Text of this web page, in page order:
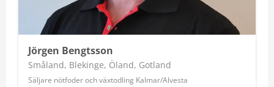
Jörgen Bengtsson
Småland, Blekinge, Öland, Gotland
Säljare nötfoder och växtodling Kalmar/Alvesta